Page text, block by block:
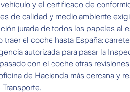
y el certificado de
de calidad y medio ambiente
jurada de todos los papeles al
traer el coche hasta España:
autorizada para pasar la
con el coche otras
de Hacienda más cercana y